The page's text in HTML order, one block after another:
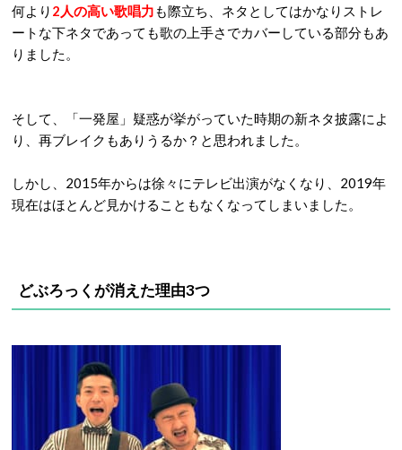
何より 2 人の高い歌唱力も際立ち、ネタとしてはかなりストレ
ートな下ネタであっても歌の上手さでカバーしている部分もあ
りました。
そして、「一発屋」疑惑が挙がっていた時期の新ネタ披露によ
り、再ブレイクもありうるか？と思われました。
しかし、 2015年からは徐々にテレビ出演がなくなり、 2019年
現在はほとんど見かけることもなくなってしまいました。
どぶろっくが消えた理由3つ